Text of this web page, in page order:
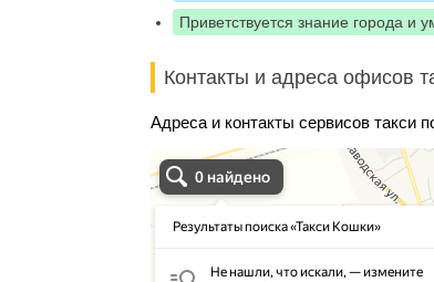
Приветствуется знание города и
Контакты и адреса офисов
Адреса и контакты сервисов такси